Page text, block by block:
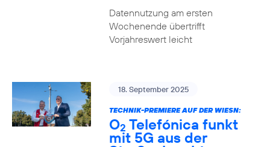
Datennutzung am ersten
Wochenende übertrifft
Vorjahreswert leicht
18. September 2025
TECHNIK-PREMIERE AUF DER WIESN:
O2 Telefónica funkt
mit 5G aus der